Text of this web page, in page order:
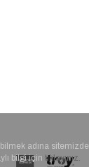
adına sitemizde
bilgi için tıklayınız.